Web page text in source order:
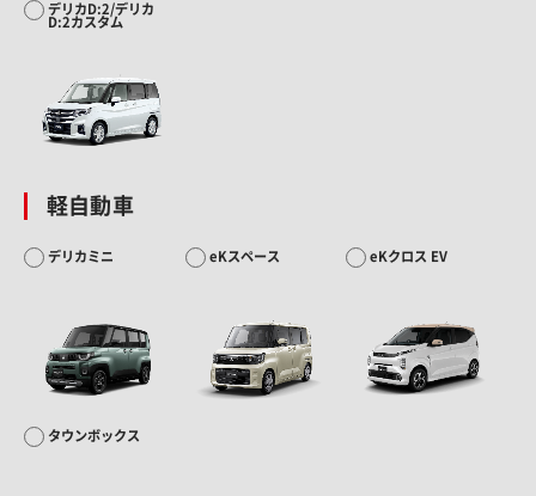
デリカD:2/デリカ
D:2カスタム
軽自動車
デリカミニ eKスペース eKクロス EV
タウンボックス